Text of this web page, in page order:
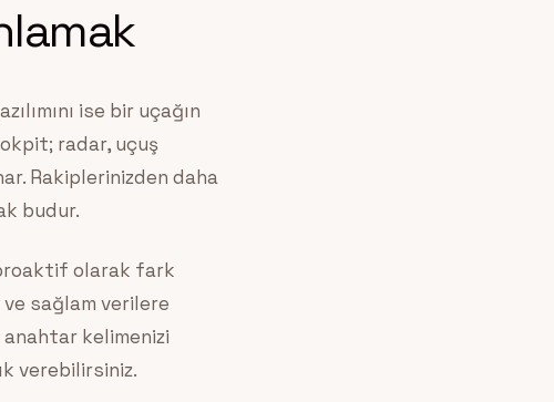
ise bir uçağın
radar, uçuş
Rakiplerinizden daha
budur.
olarak fark
sağlam verilere
kelimenizi
verebilirsiniz.